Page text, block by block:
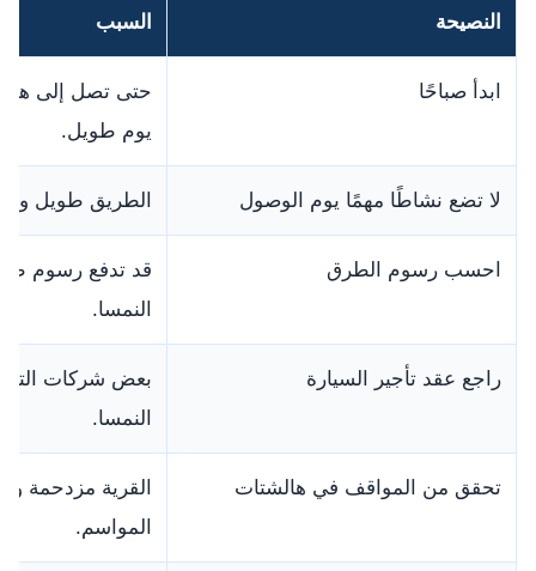
النصيحة السبب
ابدأ صباحًا
حتى تصل إلى
يوم طويل.
لا تضع نشاطًا مهمًا يوم الوصول الطريق طويل
احسب رسوم الطرق
قد تدفع رسوم
النمسا.
راجع عقد تأجير السيارة
بعض شركات
النمسا.
تحقق من المواقف في هالشتات
القرية مزدحمة
المواسم.